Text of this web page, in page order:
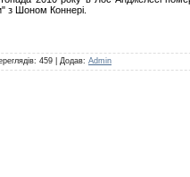
з Шоном Коннері.
459 | Додав: Admin